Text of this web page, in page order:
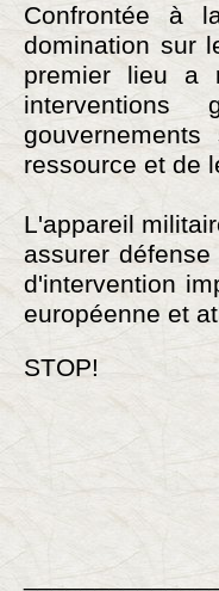
Confrontée à
domination sur
premier lieu a
ressource et de
L'appareil
assurer
d'intervention
européenne et
STOP!